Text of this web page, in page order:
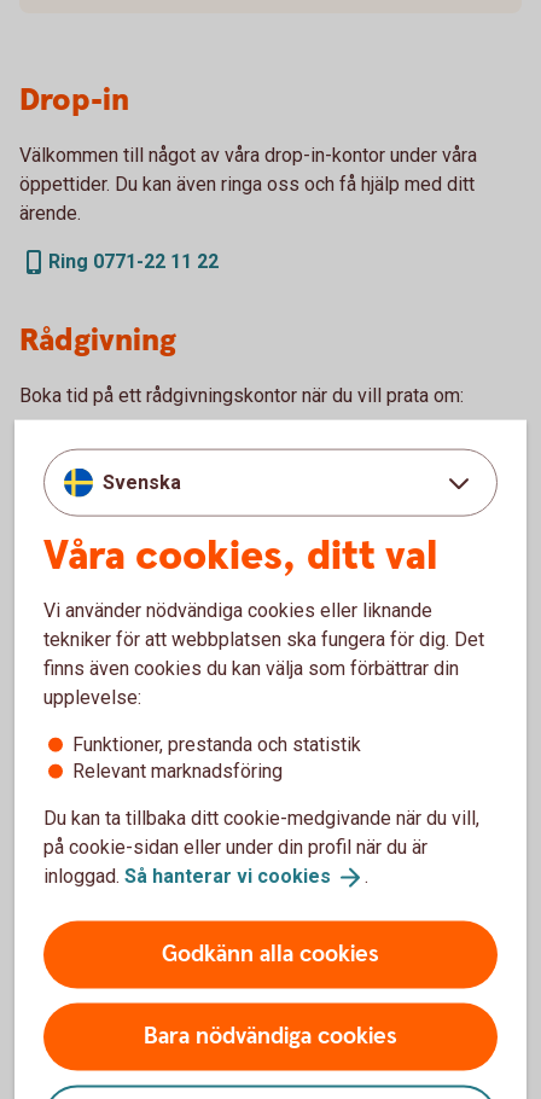
Drop-in
Välkommen till något av våra drop-in-kontor under våra
öppettider. Du kan även ringa oss och få hjälp med ditt
ärende.
Ring 0771-22 11 22
Rådgivning
Boka tid på ett rådgivningskontor när du vill prata om:
Bolån och allt som hör till din boendeekonomi
Ditt och din familjs sparande och placeringar
Pension och personförsäkringar
Betalnings-, finansierings- och tjänstepensionslösningar
för ditt företag
Gör en enklare rådgivning själv.
Logga in och gör digital
Bankomat
Besök en bankomat för att sätta in och ta ut kontanter.
Hitta Bankomat(bankomat.se)
Svenska
Våra cookies, ditt val
Vi använder nödvändiga cookies eller liknande
tekniker för att webbplatsen ska fungera för dig. Det
finns även cookies du kan välja som förbättrar din
upplevelse:
Funktioner, prestanda och statistik
Relevant marknadsföring
Du kan ta tillbaka ditt cookie-medgivande när du vill,
på cookie-sidan eller under din profil när du är
inloggad. Så hanterar vi cookies .
Godkänn alla cookies
Bara nödvändiga cookies